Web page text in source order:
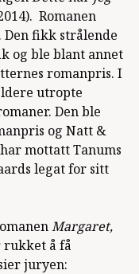
Romanen
Den fikk strålende
og ble blant annet
romanpris. I
utropte
Den ble
og Natt &
mottatt Tanums
legat for sitt
Margaret,
rukket å få
juryen: